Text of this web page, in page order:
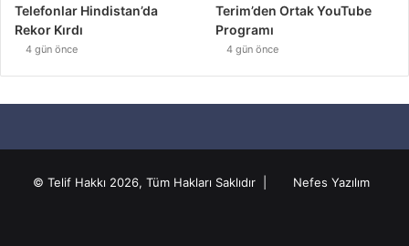
Telefonlar Hindistan’da
Rekor Kırdı
4 gün önce
Terim’den Ortak YouTube
Programı
4 gün önce
© Telif Hakkı 2026, Tüm Hakları Saklıdır | Nefes Yazılım